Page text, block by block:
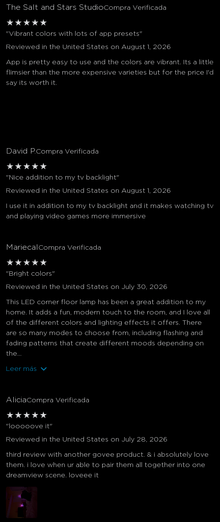
The Salt and Stars StudioCompra Verificada
★ ★ ★ ★ ★
"Vibrant colors with lots of app presets"
Reviewed in the United States on August 1, 2026
App is pretty easy to use and the colors are vibrant. Its a little
flimsier than the more expensive varieties but for the price I'd
say its worth it.
David P. Compra Verificada
★ ★ ★ ★ ★
"Nice addition to my tv backlight"
Reviewed in the United States on August 1, 2026
I use it in addition to my tv backlight and it makes watching tv
and playing video games more immersive
Mariecal Compra Verificada
★ ★ ★ ★ ★
"Bright colors"
Reviewed in the United States on July 30, 2026
This LED corner floor lamp has been a great addition to my
home. It adds a fun, modern touch to the room, and I love all
of the different colors and lighting effects it offers. There
are so many modes to choose from, including flashing and
fading patterns that create different moods depending on
the...
Leer más
AliciaCompra Verificada
★ ★ ★ ★ ★
"looooove it"
Reviewed in the United States on July 28, 2026
third review with another govee product. & i absolutely love
them. i love when ur able to pair them all together into one
dreamview scene. loveee it